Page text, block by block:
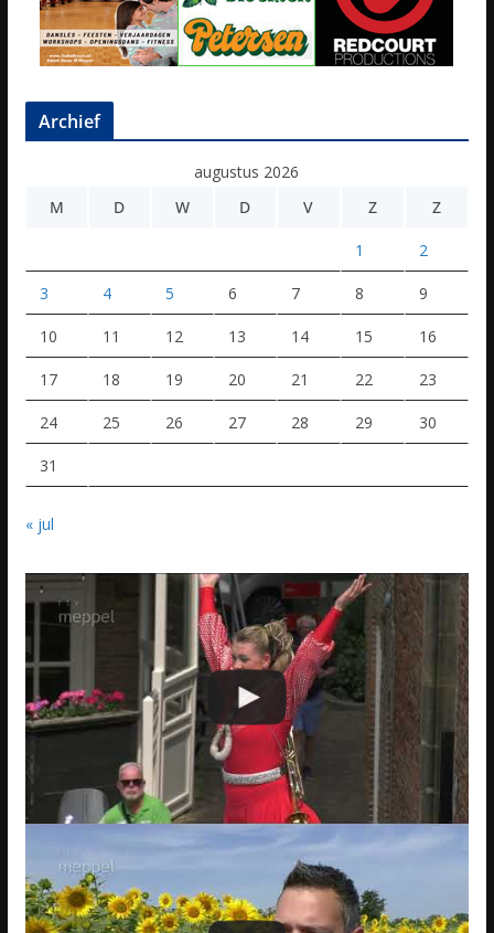
Archief
augustus 2026
M
D W D V Z Z
1 2
3 4 5 6 7 8 9
10 11 12 13 14 15 16
17 18 19 20 21 22 23
24 25 26 27 28 29 30
31
« jul